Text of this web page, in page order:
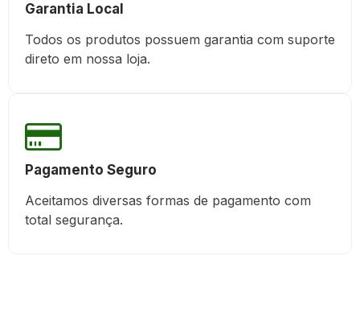
Garantia Local
Todos os produtos possuem garantia com suporte
direto em nossa loja.
Pagamento Seguro
Aceitamos diversas formas de pagamento com
total segurança.